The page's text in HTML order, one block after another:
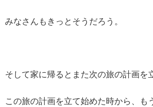
みなさんもきっとそうだろう。
そして家に帰るとまた次の旅の計画を
この旅の計画を立て始めた時から、も